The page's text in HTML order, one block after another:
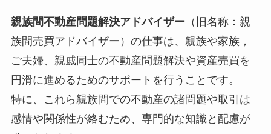
親族間不動産問題解決アドバイザー （旧名称：親
族間売買アドバイザー）の仕事は、親族や家族，
ご夫婦、親戚同士の不動産問題解決や資産売買を
円滑に進めるためのサポートを行うことです。
特に、これら親族間での不動産の諸問題や取引は
感情や関係性が絡むため、専門的な知識と配慮が